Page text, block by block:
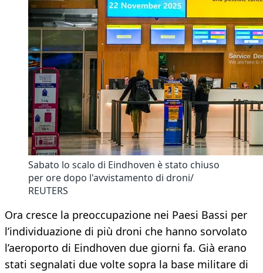
Sabato lo scalo di Eindhoven è stato chiuso
per ore dopo l'avvistamento di droni/
REUTERS
Ora cresce la preoccupazione nei Paesi Bassi per
l’individuazione di più droni che hanno sorvolato
l’aeroporto di Eindhoven due giorni fa. Già erano
stati segnalati due volte sopra la base militare di